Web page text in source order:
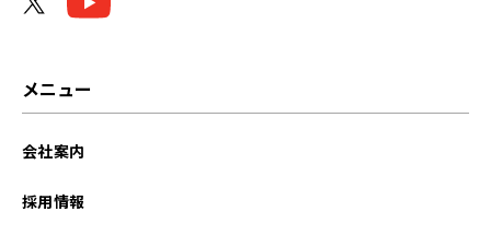
メニュー
会社案内
採用情報